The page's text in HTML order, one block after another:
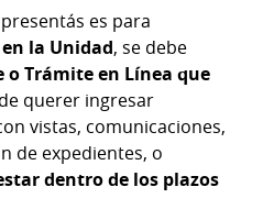
es para
la Unidad, se debe
Trámite en Línea que
querer ingresar
vistas, comunicaciones,
de expedientes, o
dentro de los plazos